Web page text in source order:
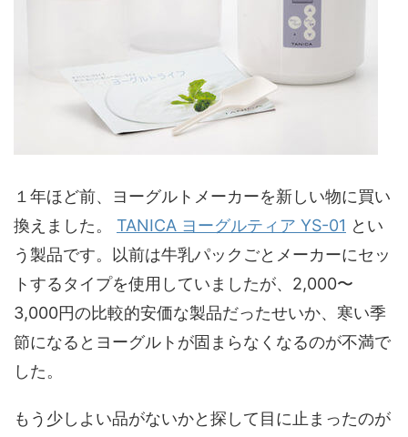
１年ほど前、ヨーグルトメーカーを新しい物に買い
換えました。 TANICA ヨーグルティア YS-01 とい
う製品です。以前は牛乳パックごとメーカーにセッ
トするタイプを使用していましたが、2,000〜
3,000円の比較的安価な製品だったせいか、寒い季
節になるとヨーグルトが固まらなくなるのが不満で
した。
もう少しよい品がないかと探して目に止まったのが